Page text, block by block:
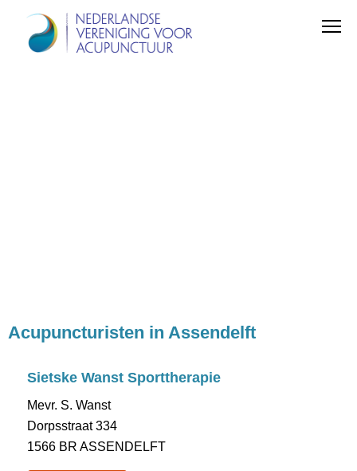
Acupuncturisten in Assendelft
Sietske Wanst Sporttherapie
Mevr. S. Wanst
Dorpsstraat 334
1566 BR ASSENDELFT